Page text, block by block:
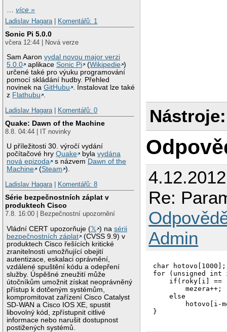
…více »
Ladislav Hagara
Komentářů: 1
Sonic Pi 5.0.0
včera 12:44 | Nová verze
Sam Aaronvydal novou major verzi
5.0.0
aplikaceSonic Pi (Wikipedie )
určené také pro výuku programování
pomocí skládání hudby. Přehled
novinek naGitHubu . Instalovat lze také
z Flathubu .
Ladislav Hagara | Komentářů: 0
Quake: Dawn of the Machine
8.8. 04:44 | IT novinky
U příležitosti 30. výročí vydání
počítačové hryQuake bylavydána
nová epizoda
s názvem Dawn of the
Machine
(Steam ).
Ladislav Hagara | Komentářů: 8
Série bezpečnostních záplat v
produktech Cisco
7.8. 16:00 | Bezpečnostní upozornění
Vládní CERT upozorňuje (𝕏 ) nasérii
bezpečnostních záplat
(CVSS 9.9) v
produktech Cisco řešících kritické
zranitelnosti umožňující obejití
autentizace, eskalaci oprávnění,
vzdálené spuštění kódu a odepření
služby. Úspěšné zneužití může
útočníkům umožnit získat neoprávněný
přístup k dotčeným systémům,
kompromitovat zařízení Cisco Catalyst
SD-WAN a Cisco IOS XE, spustit
libovolný kód, zpřístupnit citlivé
informace nebo narušit dostupnost
postižených systémů.
Nástroje:
Re:
Admin
char hotovo[1000];
for (unsigned
if(roky[i] ==
        mezera++;
    else
hotovo[i-